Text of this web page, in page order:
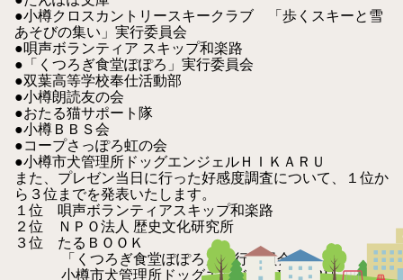
●小樽クロスカントリースキークラブ 「歩くスキーと雪
あそびの集い」実行委員会
●唄声ボランティア スキップ和楽路
●「くつろぎ食堂ぽぽろ」実行委員会
●双葉高等学校奉仕活動部
●小樽朗読友の会
●おたる猫サポート隊
●小樽ＢＢＳ会
●コープさっぽろ虹の会
●小樽市犬管理所ドッグエンジェルＨＩＫＡＲＵ
また、プレゼン当日に行った好感度調査について、１位か
ら３位までを発表いたします。
１位 唄声ボランティアスキップ和楽路
２位 ＮＰＯ法人 歴史文化研究所
３位 たるＢＯＯＫ
「くつろぎ食堂ぽぽろ」実行委員会
小樽市犬管理所ドッグエンジェルHIKARU